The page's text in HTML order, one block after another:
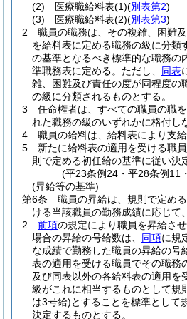
(2)
医療職給料表(1)(別表第2)
(3)
医療職給料表(2)(別表第3)
2
職員の職務は、その複雑、困難
を給料表に定める職務の級に分類
の基準となるべき標準的な職務の
準職務表に定める。 ただし、 同表
雑、困難及び責任の度が同程度の
の級に分類されるものとする。
3
任命権者は、すべての職員の職を
れた職務の級のいずれかに格付し
4
職員の給料は、給料表により支
5
新たに給料表の適用を受ける職
則で定める初任給の基準に従い決
(平23条例24・平28条例11
(昇給等の基準)
第6条
職員の昇給は、規則で定め
ける当該職員の勤務成績に応じて
2
前項の規定により職員を昇給さ
場合の昇給の号給数は、 同項に規
な成績で勤務した職員の昇給の号
表の適用を受ける職員でその職務
及び同表以外の各給料表の適用を
級がこれに相当するものとして規
は3号給)とすることを標準として
決定するものとする。